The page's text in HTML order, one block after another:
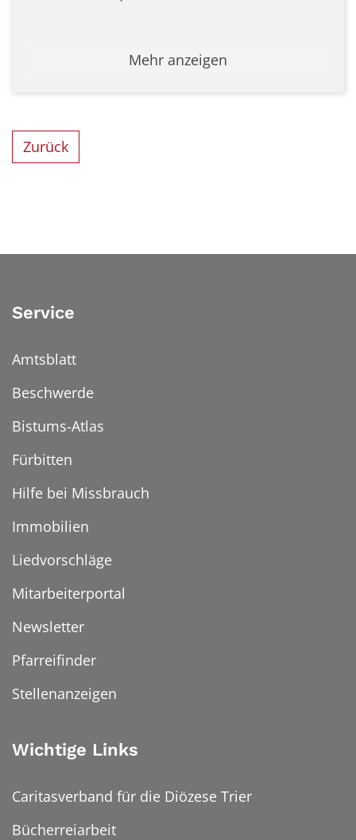
Mehr anzeigen
Zurück
Service
Amtsblatt
Beschwerde
Bistums-Atlas
Fürbitten
Hilfe bei Missbrauch
Immobilien
Liedvorschläge
Mitarbeiterportal
Newsletter
Pfarreifinder
Stellenanzeigen
Wichtige Links
Caritasverband für die Diözese Trier
Bücherreiarbeit